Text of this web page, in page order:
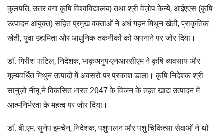
कुलपति, उत्तर बंगा कृषि विश्वविद्यालय) तथा श्री वेज़ोप केन्ये, आईएएस (कृषि
उत्पादन आयुक्त) सहित प्रमुख वक्ताओं ने अर्ध-गहन मिथुन खेती, प्राकृतिक
खेती, युवा उद्यमिता और आधुनिक तकनीकों को अपनाने पर जोर दिया।
डॉ. गिरीश पाटिल, निदेशक, भाकृअनुप-एनआरसीएम ने कृषि व्यवसाय और
मूल्यवर्धित मिथुन उत्पादों में अवसरों पर प्रकाश डाला। कृषि निदेशक श्री
सानुज़ो नीनू ने विकसित भारत 2047 के विजन के तहत खाद्य उत्पादन में
आत्मनिर्भरता के महत्व पर जोर दिया।
डॉ. बी.एम. सुनेप इमचेन, निदेशक, पशुपालन और पशु चिकित्सा सेवाओं ने थो